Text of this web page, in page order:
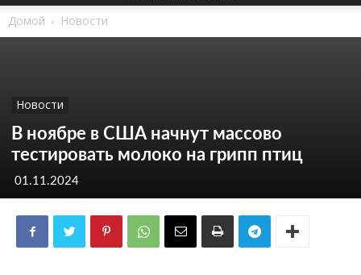
Домой Новости
Новости
В ноябре в США начнут массово
тестировать молоко на грипп птиц
01.11.2024